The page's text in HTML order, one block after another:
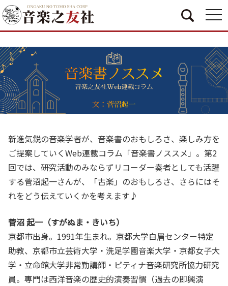
新進気鋭の音楽学者が、音楽書のおもしろさ、楽しみ方を
ご提案していくWeb連載コラム「音楽書ノススメ」。第2
回では、研究活動のみならずリコーダー奏者としても活躍
する菅沼起一さんが、「古楽」のおもしろさ、さらにはそ
れをどう伝えていくかを考えます♪
菅沼 起一（すがぬま・きいち）
京都市出身。1991年生まれ。京都大学白眉センター特定
助教、京都市立芸術大学・洗足学園音楽大学・京都女子大
学・立命館大学非常勤講師・ピティナ音楽研究所協力研究
員。専門は西洋音楽の歴史的演奏習慣（過去の即興演